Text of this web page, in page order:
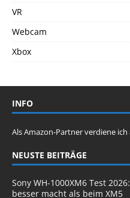
VR
Webcam
Xbox
INFO
Als Amazon-Partner verdiene
NEUSTE BEITRÄGE
Sony WH-1000XM6 Test
besser macht als beim XM5